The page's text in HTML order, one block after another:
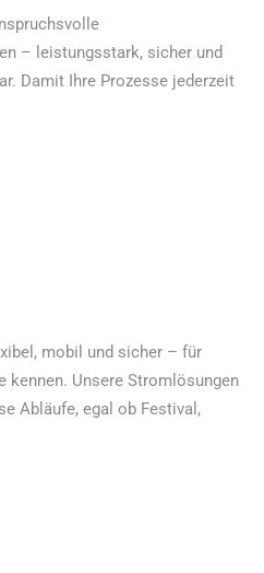
– leistungsstark, sicher und
Damit Ihre Prozesse jederzeit
mobil und sicher – für
kennen. Unsere Stromlösungen
Abläufe, egal ob Festival,